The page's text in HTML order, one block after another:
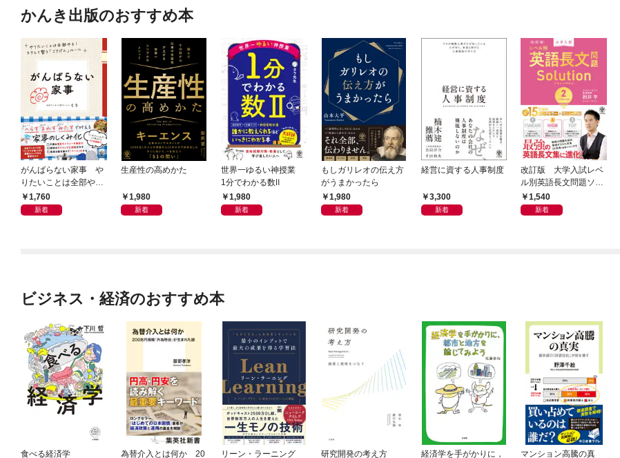
かんき出版のおすすめ本
がんばらない家事 や
りたいことは全部や
る！ラクして整う「ご
きげん」ルール
1,760
新着
生産性の高めかた
1,980
新着
世界一ゆるい神授業
1分でわかる数Ⅱ
1,980
新着
もしガリレオの伝え方
がうまかったら
1,980
新着
経営に資する人事制度
3,300
新着
改訂版 大学入試レベ
ル別英語長文問題ソリ
ューション２ ハイレ
ベル
1,540
新着
ビジネス・経済のおすすめ本
食べる経済学
為替介入とは何か 20
リーン・ラーニング
研究開発の考え方
経済学を手がかりに，
マンション高騰の真